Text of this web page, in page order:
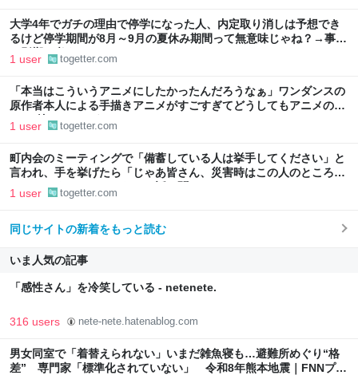
大学4年でガチの理由で停学になった人、内定取り消しは予想でき
るけど停学期間が8月～9月の夏休み期間って無意味じゃね？→事態
と影響を考える
1 user togetter.com
「本当はこういうアニメにしたかったんだろうなぁ」ワンダンスの
原作者本人による手描きアニメがすごすぎてどうしてもアニメの
CGと比べてしまう
1 user togetter.com
町内会のミーティングで「備蓄している人は挙手してください」と
言われ、手を挙げたら「じゃあ皆さん、災害時はこの人のところで
もらってください」となった話を聞いた
1 user togetter.com
同じサイトの新着をもっと読む
いま人気の記事
「感性さん」を冷笑している - netenete.
316 users nete-nete.hatenablog.com
男女同室で「着替えられない」いまだ雑魚寝も…避難所めぐり“格
差” 専門家「標準化されていない」 令和8年熊本地震｜FNNプラ